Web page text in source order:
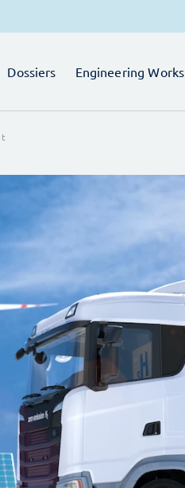
Dossiers Engineering Works